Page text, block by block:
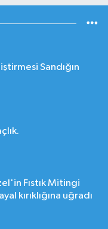
Sandığın
Fıstık Mitingi
kırıklığına uğradı